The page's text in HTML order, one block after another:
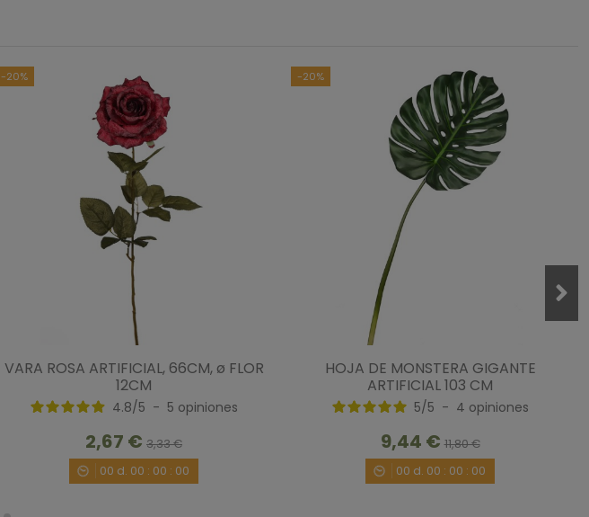
-20%
VARA ROSA ARTIFICIAL, 66CM, ø FLOR
12CM
4.8/5 - 5 opiniones
2,67 € 3,33 €
00 d. 00 : 00 : 00
-20%
HOJA DE MONSTERA GIGANTE
ARTIFICIAL 103 CM
5/5 - 4 opiniones
9,44 €11,80 €
00 d. 00 : 00 : 00